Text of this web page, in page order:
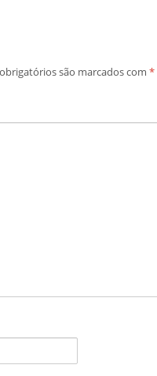
são marcados com *